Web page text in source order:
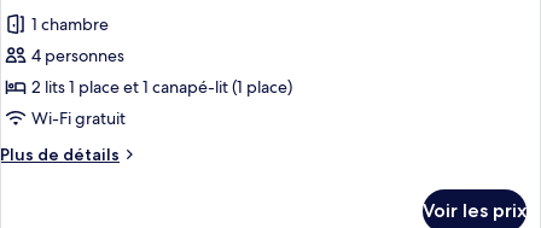
Dorm)
balcon
photos
pour
ce
type
chambre :
1 chambre
4 personnes
2 lits 1 place et 1 canapé-lit (1 place)
Wi-Fi gratuit
Plus de détails
Plus
Voir les prix